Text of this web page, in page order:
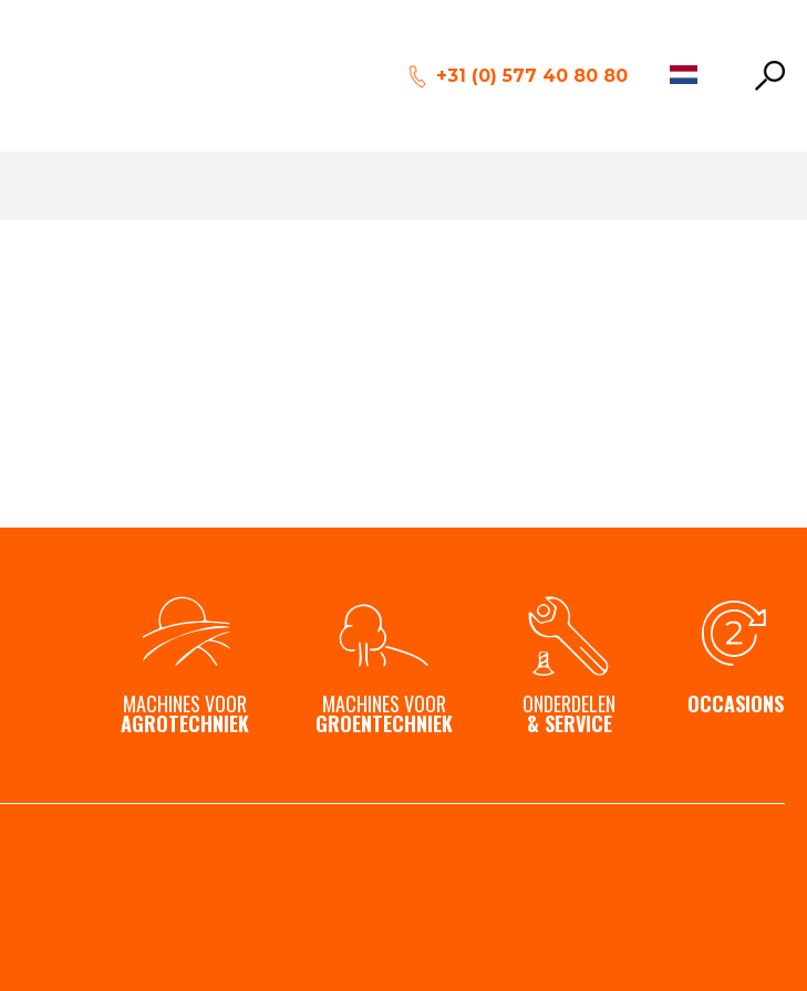
+31 (0) 577 40 80 80
MACHINES VOOR
AGROTECHNIEK
MACHINES VOOR
GROENTECHNIEK
ONDERDELEN
& SERVICE
OCCASIONS